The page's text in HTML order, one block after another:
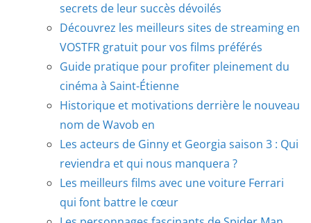
secrets de leur succès dévoilés
Découvrez les meilleurs sites de streaming en
VOSTFR gratuit pour vos films préférés
Guide pratique pour profiter pleinement du
cinéma à Saint-Étienne
Historique et motivations derrière le nouveau
nom de Wavob en
Les acteurs de Ginny et Georgia saison 3 : Qui
reviendra et qui nous manquera ?
Les meilleurs films avec une voiture Ferrari
qui font battre le cœur